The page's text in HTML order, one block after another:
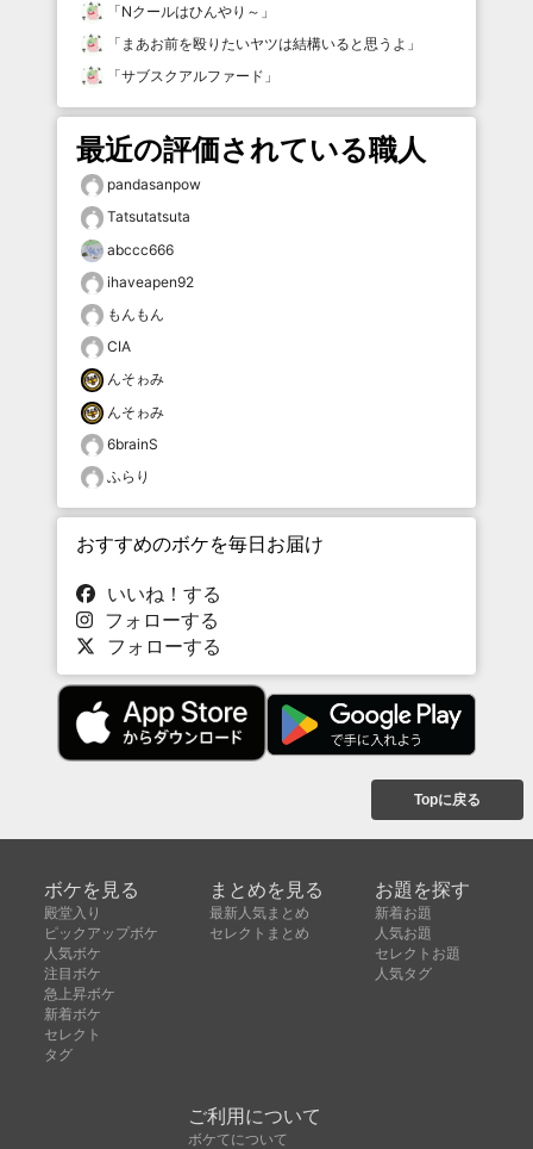
「Nクールはひんやり～ 」
「 まあお前を殴りたいヤツは結構いると思うよ 」
「サブスクアルファード 」
最近の評価されている職人
pandasanpow
Tatsutatsuta
abccc666
ihaveapen92
もんもん
CIA
んそゎみ
んそゎみ
6brainS
ふらり
おすすめのボケを毎日お届け
いいね！する
フォローする
フォローする
Topに戻る
ボケを見る
殿堂入り
ピックアップボケ
人気ボケ
注目ボケ
急上昇ボケ
新着ボケ
セレクト
タグ
まとめを見る
最新人気まとめ
セレクトまとめ
お題を探す
新着お題
人気お題
セレクトお題
人気タグ
ご利用について
ボケてについて